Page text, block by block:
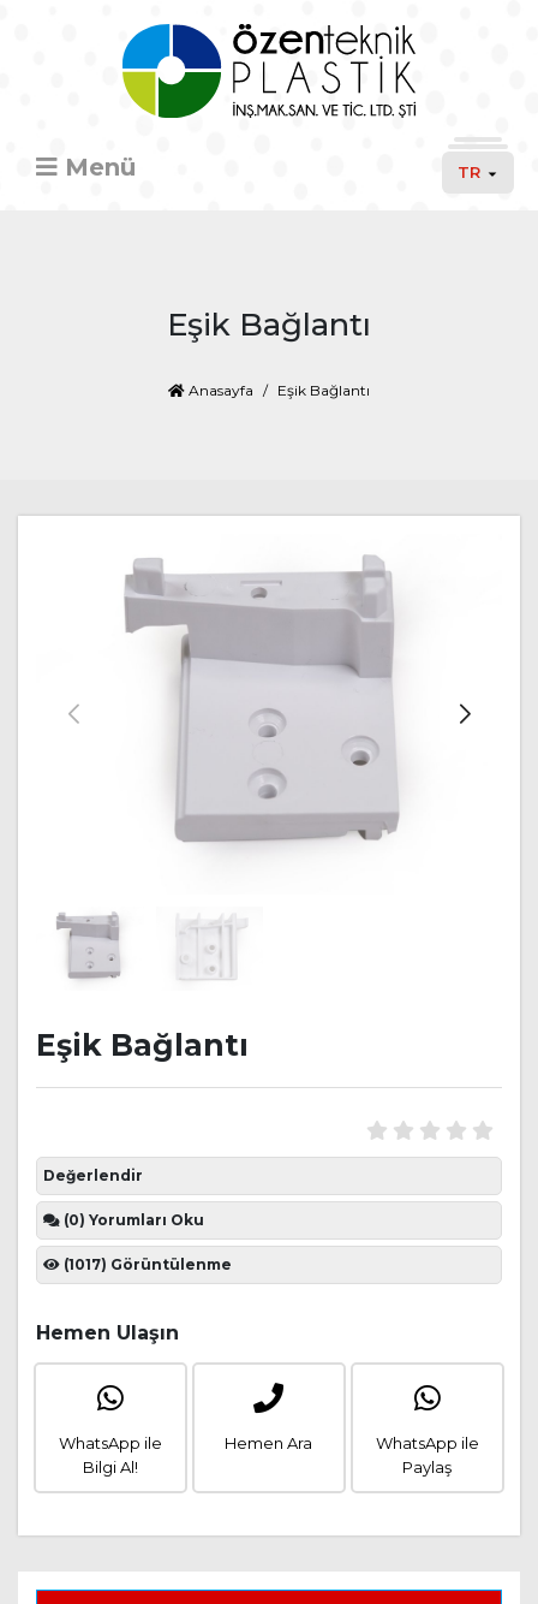
Menü TR
Eşik Bağlantı
Anasayfa Eşik Bağlantı
Eşik Bağlantı
Değerlendir
(0) Yorumları Oku
(1017) Görüntülenme
Hemen Ulaşın
WhatsApp ile
Bilgi Al!
Hemen Ara
WhatsApp ile
Paylaş